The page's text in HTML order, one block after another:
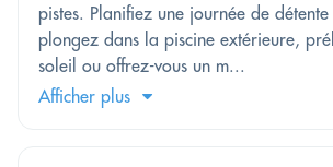
pistes. Planifiez une journée de
plongez dans la piscine extérieure,
soleil ou offrez-vous un m...
Afficher plus